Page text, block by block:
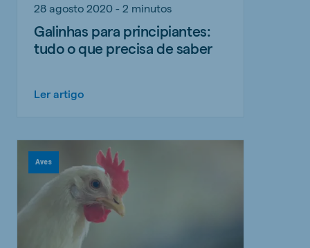
28 agosto 2020 - 2 minutos
Galinhas para principiantes:
tudo o que precisa de saber
Ler artigo
Aves